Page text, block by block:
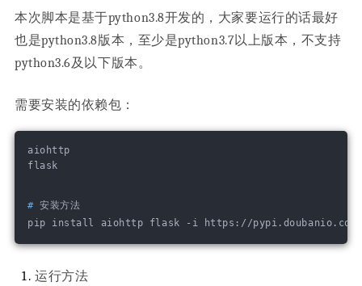
本次脚本是基于python3.8开发的，大家要运行的话最好
也是python3.8版本，至少是python3.7以上版本，不支持
python3.6及以下版本。
需要安装的依赖包：
aiohttp
# 安装方法
运行方法